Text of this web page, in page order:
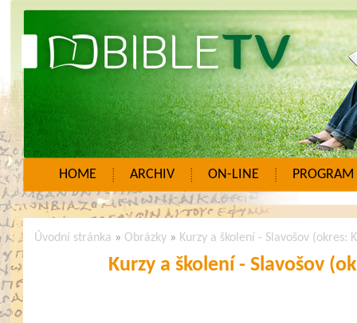
HOME ARCHIV ON-LINE PROGRAM
Úvodní stránka » Obrázky » Kurzy a školení - Slavošov (okres:
Kurzy a školení - Slavošov